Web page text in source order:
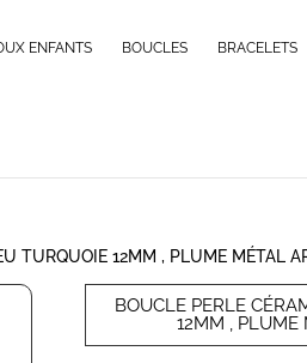
ENFANTS BOUCLES BRACELETS
TURQUOIE 12MM , PLUME MÉTAL
BOUCLE PERLE
12MM , PLUME